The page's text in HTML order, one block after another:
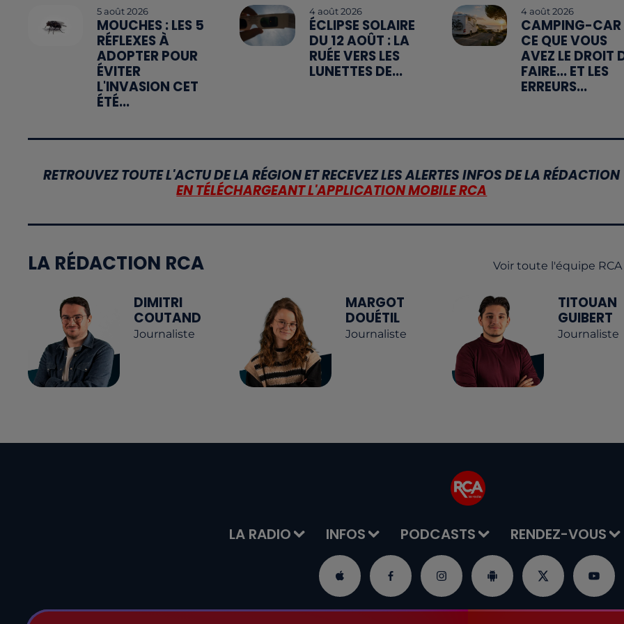
5 août 2026
MOUCHES : LES 5
RÉFLEXES À
ADOPTER POUR
ÉVITER
L'INVASION CET
ÉTÉ...
4 août 2026
ÉCLIPSE SOLAIRE
DU 12 AOÛT : LA
RUÉE VERS LES
LUNETTES DE...
4 août 2026
CAMPING-CAR
CE QUE VOUS
AVEZ LE DROIT
FAIRE... ET LES
ERREURS...
RETROUVEZ TOUTE L'ACTU DE LA RÉGION ET RECEVEZ LES ALERTES INFOS DE LA RÉDACTION
EN TÉLÉCHARGEANT L'APPLICATION MOBILE RCA
LA RÉDACTION RCA Voir toute l'équipe RCA
DIMITRI
COUTAND
Journaliste
MARGOT
DOUÉTIL
Journaliste
TITOUAN
GUIBERT
Journaliste
LA RADIO INFOS PODCASTS RENDEZ-VOUS